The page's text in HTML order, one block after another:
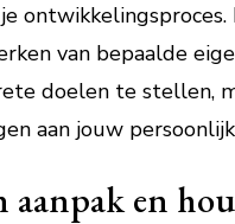
van bepaalde
doelen te stellen,
aan jouw
aanpak en